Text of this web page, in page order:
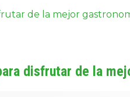
de la mejor
disfrutar de la